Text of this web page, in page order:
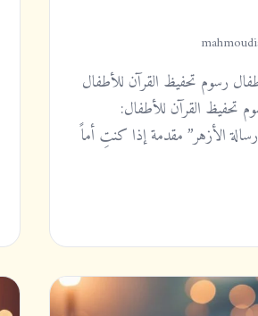
رسوم تحفيظ القرآن للأطفال
تحفيظ القرآن للأطفال:
الأزهر” مقدمة إذا كنتِ أماً